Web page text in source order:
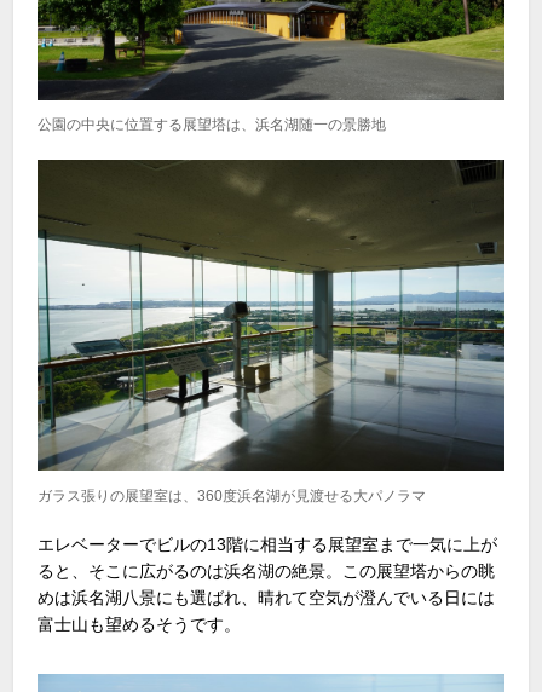
公園の中央に位置する展望塔は、浜名湖随一の景勝地
ガラス張りの展望室は、360度浜名湖が見渡せる大パノラマ
エレベーターでビルの13階に相当する展望室まで一気に上が
ると、そこに広がるのは浜名湖の絶景。この展望塔からの眺
めは浜名湖八景にも選ばれ、晴れて空気が澄んでいる日には
富士山も望めるそうです。